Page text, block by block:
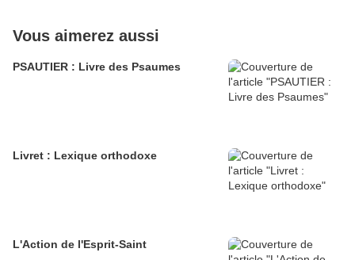
Vous aimerez aussi
PSAUTIER : Livre des Psaumes
Livret : Lexique orthodoxe
L'Action de l'Esprit-Saint